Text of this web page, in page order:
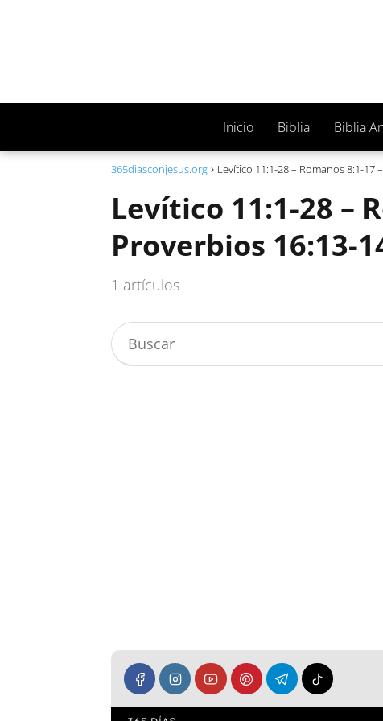
Inicio Biblia Biblia
365diasconjesus.org Levítico 11:1-28 – Romanos 8:1-17
Levítico 11:1-28 –
Proverbios 16:13-
1 artículos